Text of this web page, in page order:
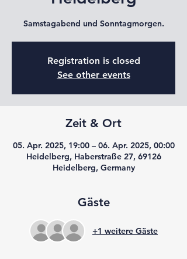
Samstagabend und Sonntagmorgen.
Registration is closed
See other events
Zeit & Ort
05. Apr. 2025, 19:00 – 06. Apr. 2025, 00:00
Heidelberg, Haberstraße 27, 69126
Heidelberg, Germany
Gäste
+1 weitere Gäste